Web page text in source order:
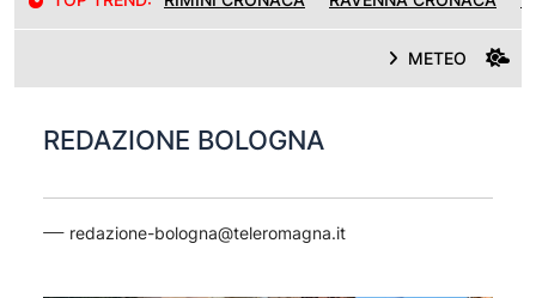
METEO
REDAZIONE BOLOGNA
redazione-bologna@teleromagna.it